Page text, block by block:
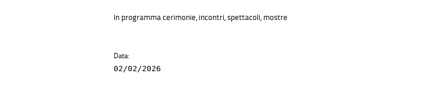
In programma cerimonie, incontri, spettacoli, mostre
Data:
02/02/2026